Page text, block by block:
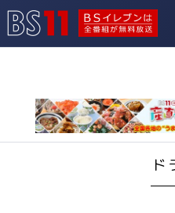
BSイレブンは全番組
ド